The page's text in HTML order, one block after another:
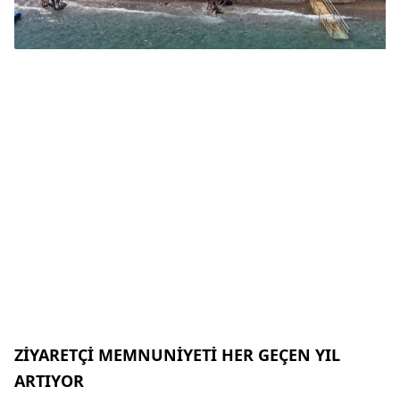
ZİYARETÇİ MEMNUNİYETİ HER GEÇEN YIL
ARTIYOR